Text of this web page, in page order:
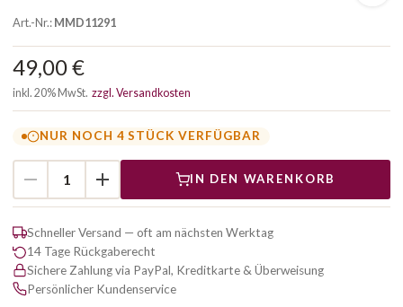
Art.-Nr.:MMD11291
49,00 €
inkl. 20% MwSt. zzgl. Versandkosten
NUR NOCH 4 STÜCK VERFÜGBAR
IN DEN WARENKORB
Schneller Versand — oft am nächsten Werktag
14 Tage Rückgaberecht
Sichere Zahlung via PayPal, Kreditkarte & Überweisung
Persönlicher Kundenservice